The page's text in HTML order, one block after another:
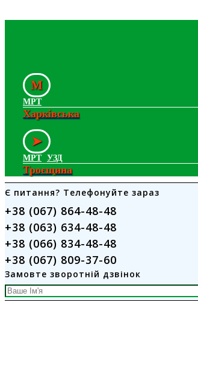
M
МРТ
Харківська
➤
МРТ УЗД
Троєщина
Є питання? Телефонуйте зараз
+38 (067) 864-48-48
+38 (063) 634-48-48
+38 (066) 834-48-48
+38 (067) 809-37-60
Замовте зворотній дзвінок